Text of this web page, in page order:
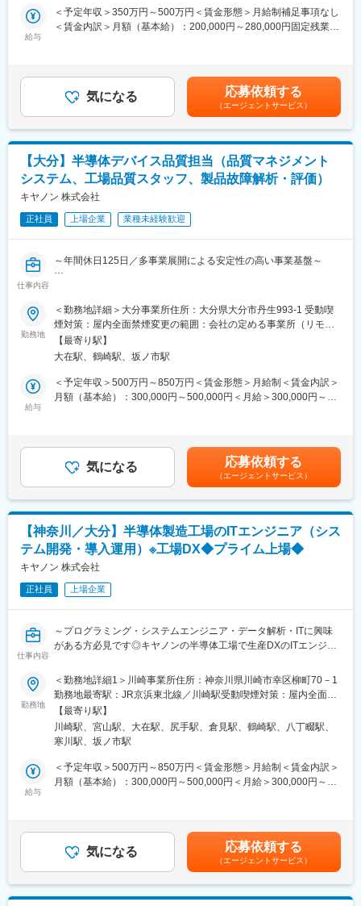
置メーカーとの協業、装置保全のデジタルトランスフォーメーシ
ョンなどの業務を担当していただきます。
う技術職となります。
メンテナンススキルの市場価値は上昇の一途を辿っており、同社
【業務内容】
同社のフィールドエンジニアとして主力製品である「全自動調剤
分包機」や「リアルタイム薬品管理装置」といった調剤IoT機器の
【業務詳細】
（1）メンテナンス契約を締結していただいているお客様に定期的
に伺って機械の状態を確認調整する業務
（2）メンテナンス契約の有無に関わらず全ての機械トラブルに対
する緊急対応
（3）新しい機械を導入する際の導入設置作業
（4）メンテナンスに関する書類作成（保守契約更新、修理履歴・
機器状態報告書など）
全く無い方でも立ち上りが可能となっております。
・業界トップクラスのIoT製品や医療システムに触れる事が可能で
す。また、製品知識だけでなくメンテナンススキルも習得可能な
ため市場価値向上が可能です。
登用となり、業界トップクラスシェアを誇る優良企業の正社員と
して安定就業が可能です。（登用率98%、試験ノルマなし）
最新のIoT技術に注力しており、これまで人の手でアナログに行わ
れていた薬剤管理を、全自動で管理、調整、計測、分包まで対応
可能にしました。当社の製品やシステムが、24時間止めてはなら
ない医療現場の安心安全や、医療従事者の負担軽減に大きく貢献
しています。
◆高いシェアを持つ製品：
調剤というニッチな分野で、業界トップクラスのシェアを誇る製
品が多数あります。寡占市場だからこそ、競合製品を使っている
顧客からいかにシェアを獲得するか試行錯誤する面白さがありま
す。
給与
＜予定年収＞350万円～500万円＜賃金形態＞月給制補足事項なし
＜賃金内訳＞月額（基本給）：200,000円～280,000円固定残業手
＞※給与詳細は、年齢・スキルを考慮し決定します。■昇給：年1
回■賞与：年2回年収420万円／30歳 経験5年年収500万円／32歳
経験7年賃金はあくまでも目安の金額であり、選考を通じて上下す
る可能性があります。月給(月額)は固定手当を含めた表記です。
気になる 応募依頼する
（エージェントサービス）
【大分】半導体デバイス品質担当（品質マネジメント
システム、工場品質スタッフ、製品故障解析・評価）
キヤノン 株式会社
正社員 上場企業 業種未経験歓迎
仕事内容
～年間休日125日／多事業展開による安定性の高い事業基盤～
当社の半導体デバイス品質担当として品質マネジメントシステ
ム、工場品質スタッフ、製品故障解析・評価をお任せいたしま
す。
■具体的には：
◎品質企画
デバイス開発本部全体の品質業務を統括します。QMSの構築、運
イスや電気回路などの技術面のキャリアが活かせます。
◎生産品質保証
工場の品質向上、品質管理を担当する業務です。人によって製造
■ポジション概要：
キヤノンが自社開発、生産する半導体デバイスの品質業務です。
開発から製造、出荷、お客様対応、故障解析に至る多様な品質業
務があります。
製造業の勤務経験があり、関連部門、取引先およびお客様と積極
的にコミュニケーションできて、チームワークを大事にする方を
歓迎します。
大分の拠点で、開発、製造の各部門と連携して様々な品質活動を
展開しています。
■募集背景：
キヤノンは自社向けおよび外部顧客向けのデバイス製品の開発と
製造をしています。世界最大級のカメラメーカーであるキヤノン
のカメラ事業部門にCMOS撮像センサーを供給するとともに、プ
リンターや事務機の事業部門にもデバイス製品を供給していま
増えつつあります。カメラ事業で培った技術力による先端デバイ
スの販売に力を入れていきます。デバイス製品にはカメラ向けセ
売に至る活動の品質活動すべてに関わっています。それなので、
これまでのキャリアを活かすことのできる仕事がきっと見つかり
ます。そして、さらにさまざまな仕事を経験して幅を広げていく
ことができます。
また、キヤノンは品質重視の企業風土でありデバイス部門トップ
勤務地
＜勤務地詳細＞大分事業所住所：大分県大分市丹生993-1 受動喫
煙対策：屋内全面禁煙変更の範囲：会社の定める事業所（リモー
トワーク含む）
【最寄り駅】
大在駅、鶴崎駅、坂ノ市駅
給与
＜予定年収＞500万円～850万円＜賃金形態＞月給制＜賃金内訳＞
月額（基本給）：300,000円～500,000円＜月給＞300,000円～
1回■賞与：年2回（6月・12月）賃金はあくまでも目安の金額であ
り、選考を通じて上下する可能性があります。月給(月額)は固定手
当を含めた表記です。
気になる 応募依頼する
（エージェントサービス）
【神奈川／大分】半導体製造工場のITエンジニア（シス
テム開発・導入運用）※工場DX◆プライム上場◆
キヤノン 株式会社
正社員 上場企業
仕事内容
～プログラミング・システムエンジニア・データ解析・ITに興味
がある方必見です◎キヤノンの半導体工場で生産DXのITエンジニ
■仕事内容：
CMOSセンサー（半導体）の生産工場において、工場DX化に向け
てシステムを開発・導入運用するためのIT業務になります。
・生産装置の自動化運用に向けたプログラム開発、導入支援、運
用（SEMI GEM300）
・大規模なMESシステムの導入、ユーザへの運用支援、サーバの
運用（AIX、Linux、Windows）
上記のいずれかのスキルや経験があれば、適応が早いです。
未経験者であっても、業務に合わせてOJTで教育いたします。
勤務地
＜勤務地詳細1＞川崎事業所住所：神奈川県川崎市幸区柳町70－1
勤務地最寄駅：JR京浜東北線／川崎駅受動喫煙対策：屋内全面禁
煙＜勤務地詳細2＞平塚第二事業所住所：神奈川県平塚市大神3-7-
1 受動喫煙対策：屋内全面禁煙＜勤務地詳細3＞大分事業所住所：
大分県大分市丹生993-1 受動喫煙対策：屋内全面禁煙変更の範
【最寄り駅】
川崎駅、宮山駅、大在駅、尻手駅、倉見駅、鶴崎駅、八丁畷駅、
寒川駅、坂ノ市駅
給与
＜予定年収＞500万円～850万円＜賃金形態＞月給制＜賃金内訳＞
月額（基本給）：300,000円～500,000円＜月給＞300,000円～
内定通知書にてお伝えします。・昇給：年1回・賞与：年2回（6
月・12月）賃金はあくまでも目安の金額であり、選考を通じて上
下する可能性があります。月給(月額)は固定手当を含めた表記で
す。
気になる 応募依頼する
（エージェントサービス）